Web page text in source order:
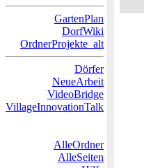
GartenPlan
DorfWiki
OrdnerProjekte_alt
Dörfer
NeueArbeit
VideoBridge
VillageInnovationTalk
AlleOrdner
AlleSeiten